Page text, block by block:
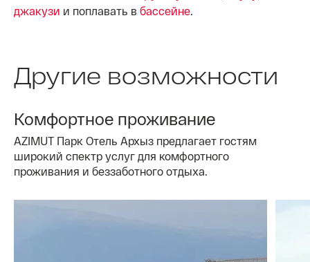
джакузи и поплавать в бассейне.
Другие возможности
Комфортное проживание
AZIMUT Парк Отель Архыз предлагает гостям
широкий спектр услуг для комфортного
проживания и беззаботного отдыха.